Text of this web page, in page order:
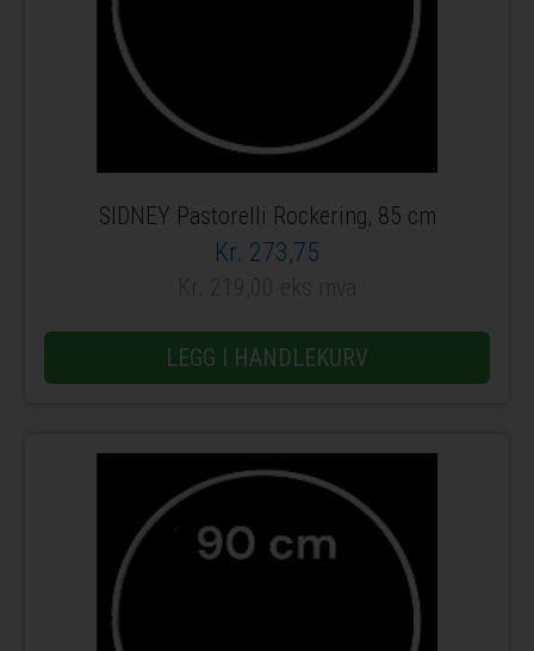
SIDNEY Pastorelli Rockering, 85 cm
Kr. 273,75
LEGG I HANDLEKURV